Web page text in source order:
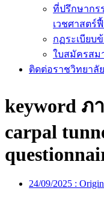
ที่ปรึกษากร
เวชศาสตร์
กฏระเบียบ
ใบสมัครสม
ติดต่อราชวิทยาลัย
keyword ภ
carpal
24/09/2025 :